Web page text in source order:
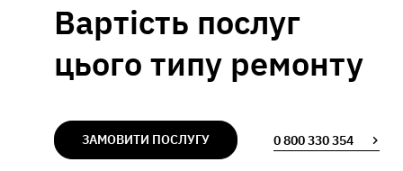
Вартість послуг
цього типу ремонту
ЗАМОВИТИ ПОСЛУГУ 0 800 330 354